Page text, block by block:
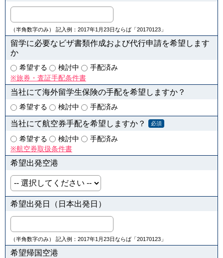
（半角数字のみ） 記入例：2017年1月23日ならば「20170123」
留学に必要なビザ書類作成および代行申請を希望します
か
希望する 検討中
手配済み
※旅券・査証手配条件書
当社にて海外留学生保険の手配を希望しますか？
希望する 検討中 手配済み
当社にて航空券手配を希望しますか？ 必須
希望する 検討中
手配済み
※航空券取扱条件書
希望出発空港
希望出発日（日本出発日）
（半角数字のみ） 記入例：2017年1月23日ならば「20170123」
希望帰国空港